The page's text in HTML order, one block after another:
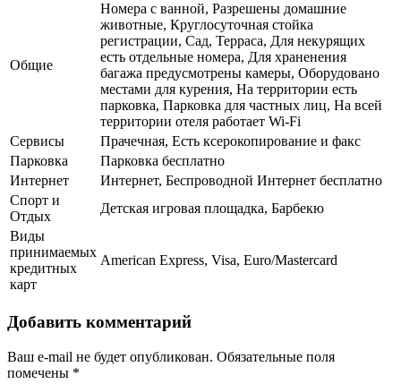
Общие
Номера с ванной, Разрешены домашние
животные, Круглосуточная стойка
регистрации, Сад, Терраса, Для некурящих
есть отдельные номера, Для храненения
багажа предусмотрены камеры, Оборудовано
местами для курения, На территории есть
парковка, Парковка для частных лиц, На всей
территории отеля работает Wi-Fi
Сервисы
Прачечная, Есть ксерокопирование и факс
Парковка
Парковка бесплатно
Интернет
Интернет, Беспроводной Интернет бесплатно
Спорт и
Отдых
Детская игровая площадка, Барбекю
Виды
принимаемых
кредитных
карт
American Express, Visa, Euro/Mastercard
Добавить комментарий
Ваш e-mail не будет опубликован. Обязательные поля
помечены *